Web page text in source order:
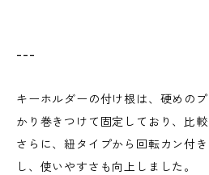
---
キーホルダーの付け根は、硬めの
かり巻きつけて固定しており、比較
さらに、紐タイプから回転カン付
し、使いやすさも向上しました。